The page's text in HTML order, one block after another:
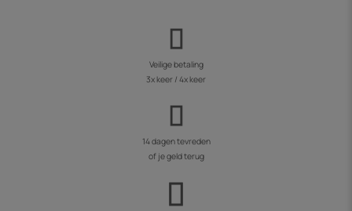
Veilige betaling
3x keer / 4x keer
14 dagen tevreden
of je geld terug